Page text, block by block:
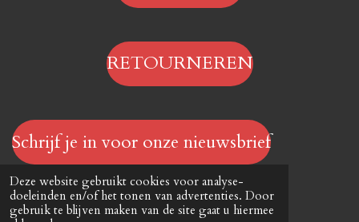
Deze website gebruikt cookies voor analyse-
doeleinden en/of het tonen van advertenties. Door
gebruik te blijven maken van de site gaat u hiermee
RETOURNEREN
Schrijf je in voor onze nieuwsbrief
© 2023 - 2026 Hengelsportwinkel.online
Powered by JouwWeb